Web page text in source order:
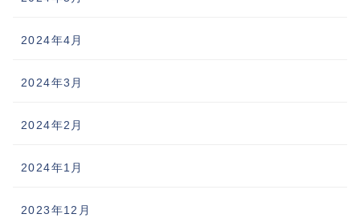
2024年4月
2024年3月
2024年2月
2024年1月
2023年12月